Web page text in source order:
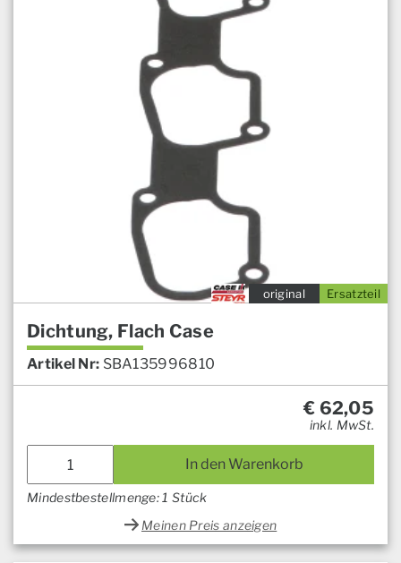
Ersatzteil
original
Dichtung, Flach Case
Artikel Nr: SBA135996810
€ 62,05
inkl. MwSt.
In den Warenkorb
Mindestbestellmenge: 1 Stück
Meinen Preis anzeigen